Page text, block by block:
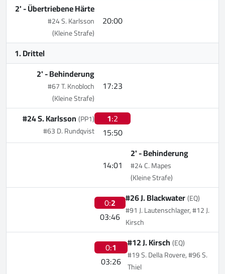
20:00
2' -Übertriebene Härte
#24 S. Karlsson
(Kleine Strafe)
1. Drittel
17:23
2' -Behinderung
#67 T. Knobloch
(Kleine Strafe)
1:2
15:50
#24 S. Karlsson(PP1)
#63 D. Rundqvist
14:01
2' -Behinderung
#24 C. Mapes
(Kleine Strafe)
0:2
03:46
#26 J. Blackwater(EQ)
#91 J. Lautenschlager, #12 J.
Kirsch
0:1
03:26
#12 J. Kirsch(EQ)
#19 S. Della Rovere, #96 S.
Thiel